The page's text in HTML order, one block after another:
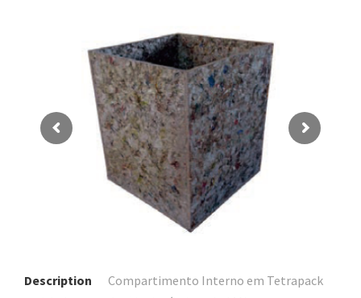
Description
Compartimento Interno em Tetrapack